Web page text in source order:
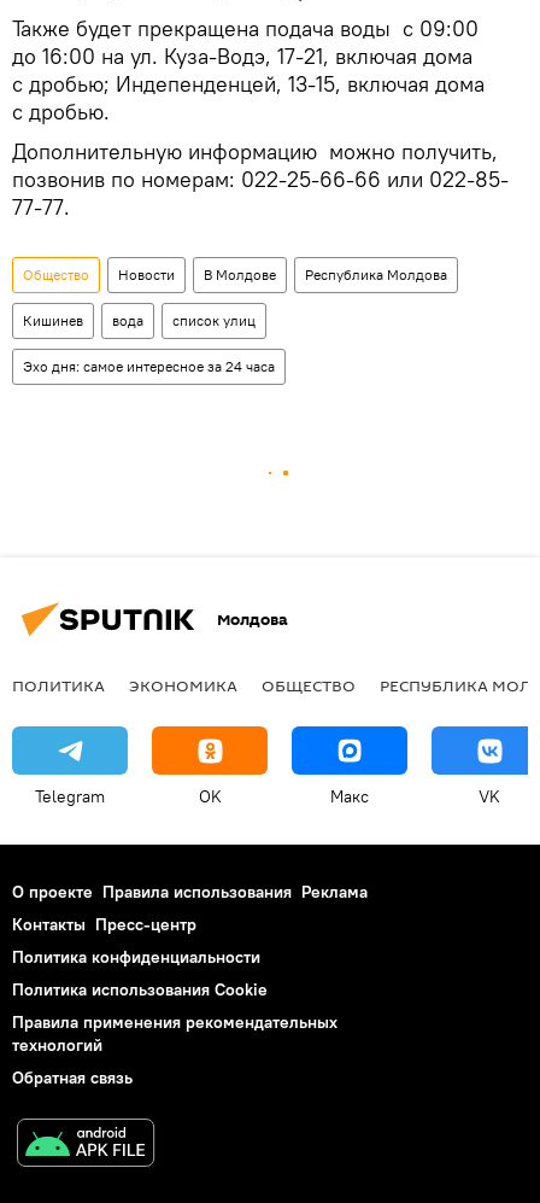
Также будет прекращена подача воды с 09:00
до 16:00 на ул. Куза-Водэ, 17-21, включая дома
с дробью; Индепенденцей, 13-15, включая дома
с дробью.
Дополнительную информацию можно получить,
позвонив по номерам: 022-25-66-66 или 022-85-
77-77.
Общество Новости В Молдове Республика Молдова
Кишинев вода список улиц
Эхо дня: самое интересное за 24 часа
Молдова
ПОЛИТИКА ЭКОНОМИКА ОБЩЕСТВО РЕСПУБЛИКА
Telegram OK Макс VK
О проекте Правила использования Реклама
Контакты Пресс-центр
Политика конфиденциальности
Политика использования Cookie
Правила применения рекомендательных
технологий
Обратная связь